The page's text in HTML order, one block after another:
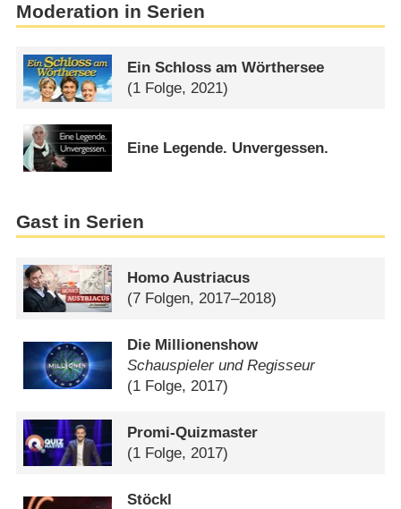
Moderation in Serien
Ein Schloss am Wörthersee
(1 Folge, 2021)
Eine Legende. Unvergessen.
Gast in Serien
Homo Austriacus
(7 Folgen, 2017–2018)
Die Millionenshow
Schauspieler und Regisseur
(1 Folge, 2017)
Promi-Quizmaster
(1 Folge, 2017)
Stöckl